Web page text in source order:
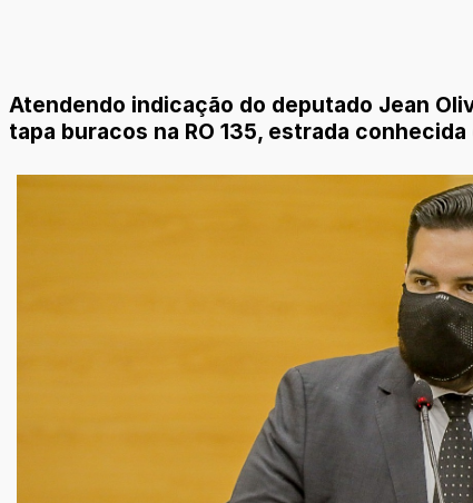
Atendendo indicação do deputado Jean
tapa buracos na RO 135, estrada